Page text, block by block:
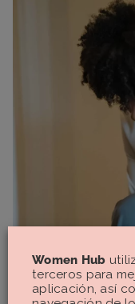
Women Hub
terceros para
aplicación, así